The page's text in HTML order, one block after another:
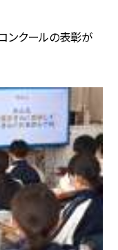
ンクールの表彰が